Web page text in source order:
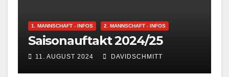
1. MANNSCHAFT - INFOS 2. MANNSCHAFT - INFOS
Saisonauftakt 2024/25
11. AUGUST 2024 DAVIDSCHMITT